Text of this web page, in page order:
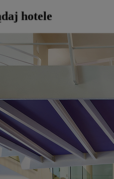
hotele